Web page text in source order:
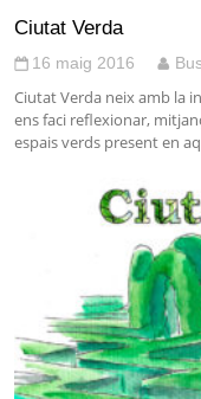
Ciutat Verda
16 maig 2016
Ciutat Verda neix amb la
ens faci reflexionar,
espais verds present en